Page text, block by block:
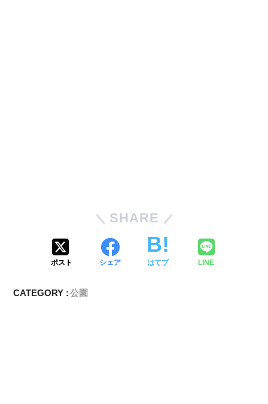
SHARE
ポスト シェア はてブ LINE
CATEGORY :公園